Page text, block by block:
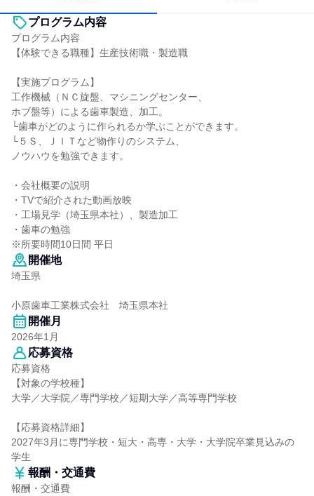
プログラム内容
プログラム内容
【体験できる職種】生産技術職・製造職
【実施プログラム】
工作機械（ＮＣ旋盤、マシニングセンター、
ホブ盤等）による歯車製造、加工。
└歯車がどのように作られるか学ぶことができます。
└５Ｓ、ＪＩＴなど物作りのシステム、
ノウハウを勉強できます。
・会社概要の説明
・TVで紹介された動画放映
・工場見学（埼玉県本社）、製造加工
・歯車の勉強
※所要時間10日間 平日
開催地
埼玉県
小原歯車工業株式会社 埼玉県本社
開催月
2026年1月
応募資格
応募資格
【対象の学校種】
大学／大学院／専門学校／短期大学／高等専門学校
【応募資格詳細】
2027年3月に専門学校・短大・高専・大学・大学院卒業見込みの
学生
報酬・交通費
報酬・交通費